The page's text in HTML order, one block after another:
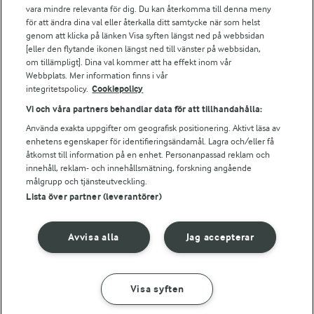
GÖR SÅ HÄR INGREDIENSER
Arla.com
Falbygdens Ost
Arla webbshop
Bildbank
Följ oss
© 2026 Arla Foods
vara mindre relevanta för dig. Du kan återkomma till denna meny
för att ändra dina val eller återkalla ditt samtycke när som helst
genom att klicka på länken Visa syften längst ned på webbsidan
[eller den flytande ikonen längst ned till vänster på webbsidan,
om tillämpligt]. Dina val kommer att ha effekt inom vår
Webbplats. Mer information finns i vår
integritetspolicy. Cookiepolicy
Vi och våra partners behandlar data för att tillhandahålla:
Använda exakta uppgifter om geografisk positionering. Aktivt läsa av
enhetens egenskaper för identifieringsändamål. Lagra och/eller få
åtkomst till information på en enhet. Personanpassad reklam och
innehåll, reklam- och innehållsmätning, forskning angående
målgrupp och tjänsteutveckling.
Lista över partner (leverantörer)
Jag accepterar
Avvisa alla
Visa syften